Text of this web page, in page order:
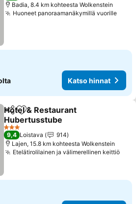
Badia, 8.4 km kohteesta Wolkenstein
Huoneet panoraamanäkymillä vuorille
Katso hinnat
Jaa Lisää suosikkeihin
Hotel & Restaurant
Hubertusstube
Katso hinnat
3 Tähtiluokitus
9,4 Loistava
914
Lajen, 15.8 km kohteesta Wolkenstein
Etelätirolilainen ja välimerellinen keittiö